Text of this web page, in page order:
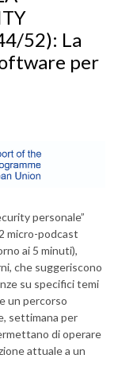
52): La
per
personale”
micro-podcast
ai 5 minuti),
che suggeriscono
su specifici temi
un percorso
settimana per
di operare
attuale a un